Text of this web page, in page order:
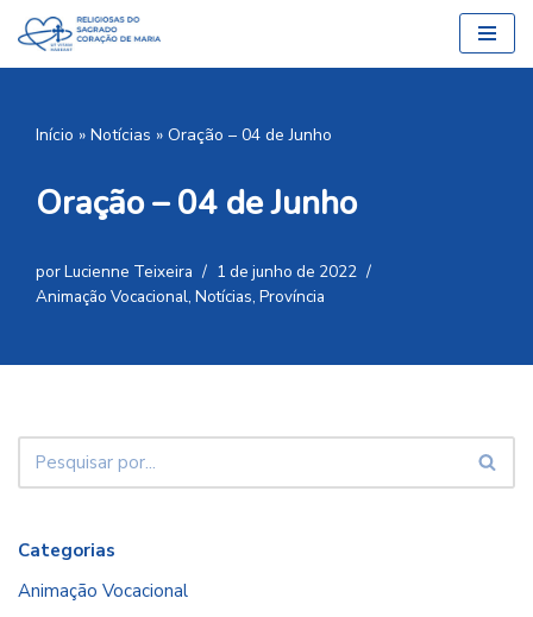
Pular
Início » Notícias » Oração – 04 de Junho
Oração – 04 de Junho
porLucienne Teixeira
1 de junho de 2022
Animação Vocacional, Notícias, Província
Categorias
Animação Vocacional